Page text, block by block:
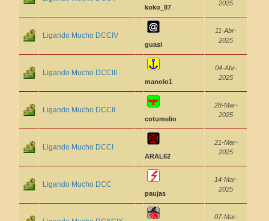
koko_87
2025
Ligando Mucho DCCIV
guasi
11-Abr-
2025
Ligando Mucho DCCIII
manolo1
04-Abr-
2025
Ligando Mucho DCCII
cotumelio
28-Mar-
2025
Ligando Mucho DCCI
ARAL62
21-Mar-
2025
Ligando Mucho DCC
paujas
14-Mar-
2025
07-Mar-